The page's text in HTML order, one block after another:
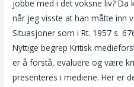
jobbe med i det voksne liv?
når jeg visste at han måtte inn
Situasjoner som i Rt. 1957 s.
Nyttige begrep Kritisk
er å forstå, evaluere og være
presenteres i mediene. Her er